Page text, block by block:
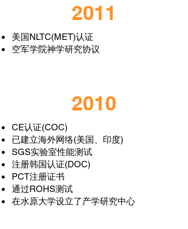
2011
美国NLTC(MET)认证
空军学院神学研究协议
2010
CE认证(COC)
已建立海外网络(美国、印度)
SGS实验室性能测试
注册韩国认证(DOC)
PCT注册证书
通过ROHS测试
在水原大学设立了产学研究中心